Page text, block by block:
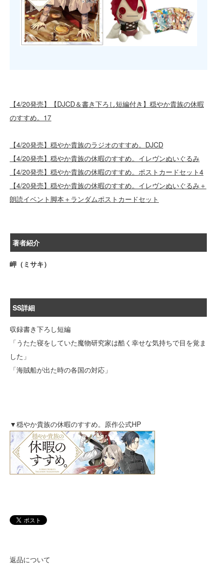
【4/20発売】【DJCD＆書き下ろし短編付き】穏やか貴族の休暇
のすすめ。17
【4/20発売】穏やか貴族のラジオのすすめ。DJCD
【4/20発売】穏やか貴族の休暇のすすめ。イレヴンぬいぐるみ
【4/20発売】穏やか貴族の休暇のすすめ。ポストカードセット4
【4/20発売】穏やか貴族の休暇のすすめ。イレヴンぬいぐるみ＋
朗読イベント脚本＋ランダムポストカードセット
著者紹介
岬（ミサキ）
SS詳細
収録書き下ろし短編
「うたた寝をしていた魔物研究家は酷く幸せな気持ちで目を覚ま
した」
「海賊船が出た時の各国の対応」
▼穏やか貴族の休暇のすすめ。原作公式HP
返品について